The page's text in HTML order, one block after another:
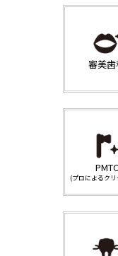
審美
PMTC
(プロによるク